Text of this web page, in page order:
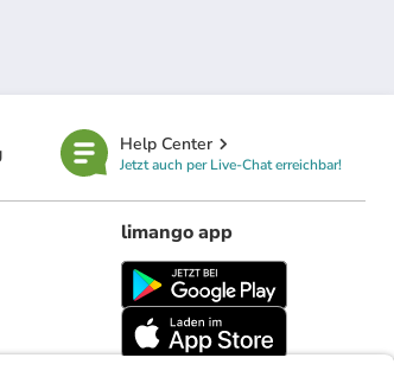
Help Center
Jetzt auch per Live-Chat erreichbar!
limango app